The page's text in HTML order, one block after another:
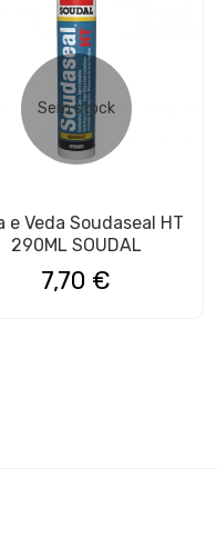
Sem stock
e Veda Soudaseal HT
290ML SOUDAL
7,70 €